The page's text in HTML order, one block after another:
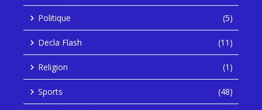
Politique (5)
Decla Flash (11)
Religion (1)
Sports (48)